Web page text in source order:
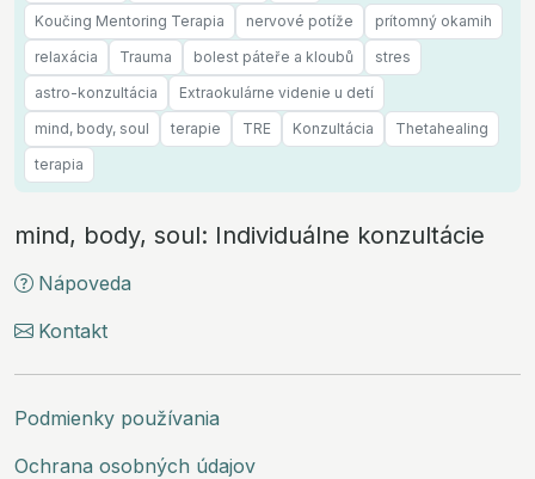
Koučing Mentoring Terapia
nervové potíže
prítomný okamih
relaxácia
Trauma bolest páteře a kloubů
stres
astro-konzultácia
Extraokulárne videnie u detí
mind, body, soul
terapie TRE Konzultácia
Thetahealing
terapia
mind, body, soul: Individuálne konzultácie
Nápoveda
Kontakt
Podmienky používania
Ochrana osobných údajov